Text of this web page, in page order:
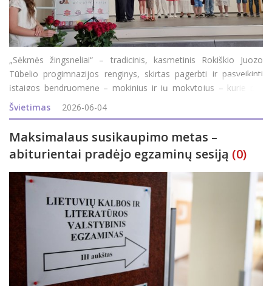
„Sėkmės žingsneliai“ – tradicinis, kasmetinis Rokiškio Juozo
Tūbelio progimnazijos renginys, skirtas pagerbti ir pasveikinti
įstaigos bendruomenę – mokinius ir jų mokytojus – kurie per
praėjusius mokslo metus pasiekė aukštesnių rezultatų ir garsino
ugdymo
Švietimas 2026-06-04
Maksimalaus susikaupimo metas –
abiturientai pradėjo egzaminų sesiją (0)